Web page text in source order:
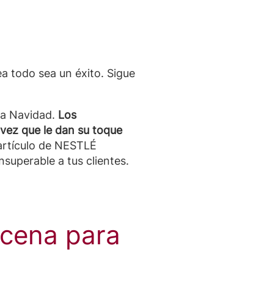
todo sea un éxito. Sigue
Navidad. Los
que le dan su toque
de NESTLÉ
a tus clientes.
para